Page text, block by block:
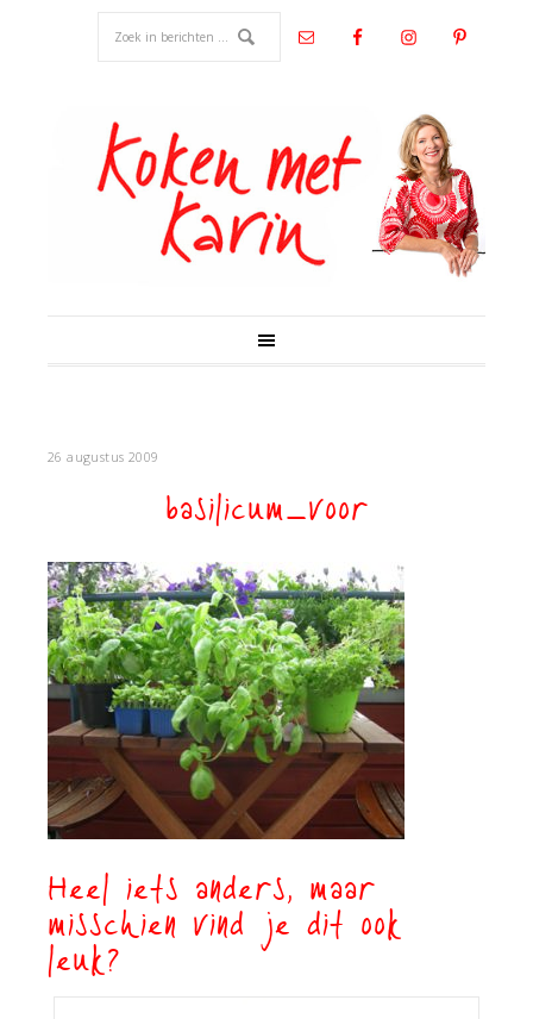
26 augustus 2009
basilicum_voor
Heel iets anders, maar
misschien vind je dit ook
leuk?